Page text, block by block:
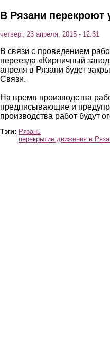
В Рязани перекроют
четверг, 23 апреля, 2015 - 12:31
В связи с проведением
переезда «Кирпичный
апреля в Рязани будет
Связи.
На время производства
предписывающие и
производства работ будут
Тэги: Рязань
перекрытие движения в